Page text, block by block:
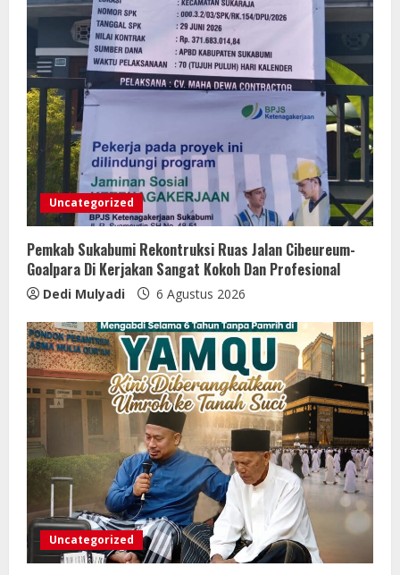
Uncategorized
Pemkab Sukabumi Rekontruksi Ruas Jalan Cibeureum-
Goalpara Di Kerjakan Sangat Kokoh Dan Profesional
Dedi Mulyadi 6 Agustus 2026
Uncategorized